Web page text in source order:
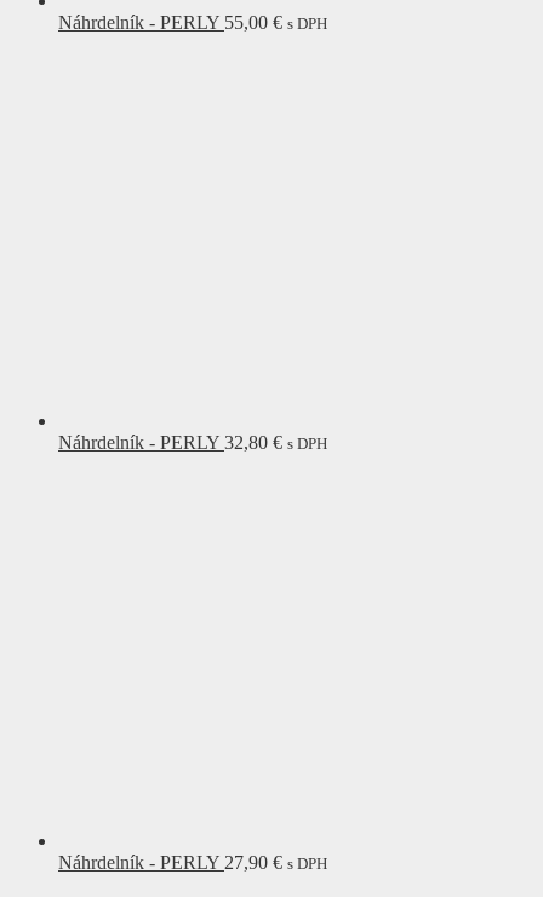
Náhrdelník - PERLY 55,00 € s DPH
Náhrdelník - PERLY 32,80 € s DPH
Náhrdelník - PERLY 27,90 € s DPH